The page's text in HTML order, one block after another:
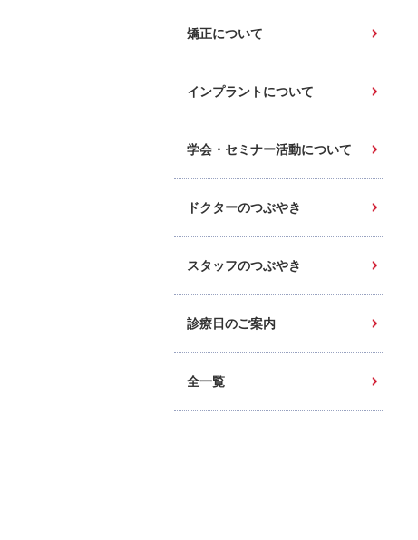
矯正について
インプラントについて
学会・セミナー活動について
ドクターのつぶやき
スタッフのつぶやき
診療日のご案内
全一覧